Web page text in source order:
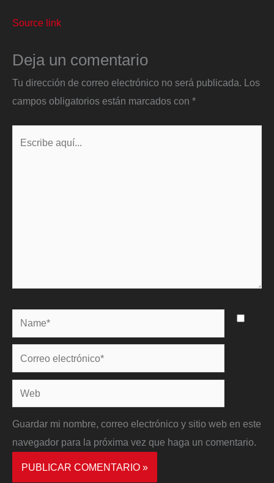
Source link
Deja un comentario
Tu dirección de correo electrónico no será publicada.
Los
campos obligatorios están marcados con *
Name*
Correo
electrónico*
Web
Guardar mi nombre, correo electrónico y sitio web en este
navegador para la próxima vez que haga un comentario.